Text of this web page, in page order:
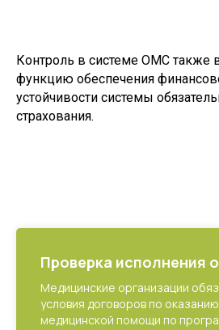
Контроль в системе ОМС также
функцию обеспечения
устойчивости системы
страхования.
Проверка исполнения
Медицинские организации
условия договоров по
медицинской помощи по